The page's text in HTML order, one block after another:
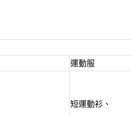
運動服
短運動衫、